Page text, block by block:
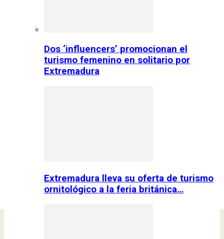
Dos ‘influencers’ promocionan el
turismo femenino en solitario por
Extremadura
Extremadura lleva su oferta de turismo
ornitológico a la feria británica…